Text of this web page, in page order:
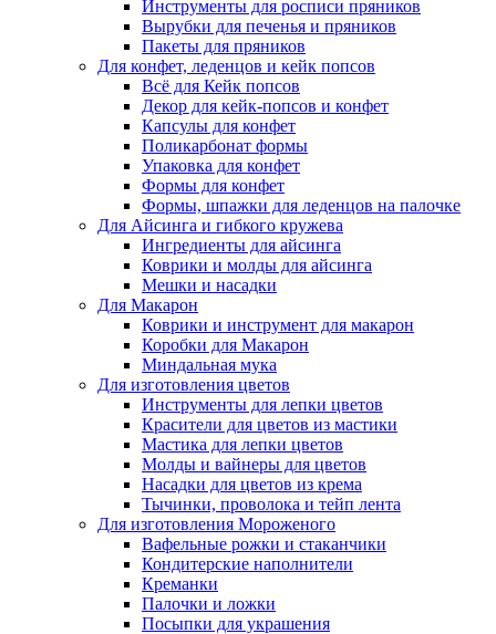
Инструменты для росписи пряников
Вырубки для печенья и пряников
Пакеты для пряников
Для конфет, леденцов и кейк попсов
Всё для Кейк попсов
Декор для кейк-попсов и конфет
Капсулы для конфет
Поликарбонат формы
Упаковка для конфет
Формы для конфет
Формы, шпажки для леденцов на палочке
Для Айсинга и гибкого кружева
Ингредиенты для айсинга
Коврики и молды для айсинга
Мешки и насадки
Для Макарон
Коврики и инструмент для макарон
Коробки для Макарон
Миндальная мука
Для изготовления цветов
Инструменты для лепки цветов
Красители для цветов из мастики
Мастика для лепки цветов
Молды и вайнеры для цветов
Насадки для цветов из крема
Тычинки, проволока и тейп лента
Для изготовления Мороженого
Вафельные рожки и стаканчики
Кондитерские наполнители
Креманки
Палочки и ложки
Посыпки для украшения